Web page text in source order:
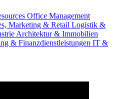
Office Management
Marketing & Retail Logistik &
Architektur & Immobilien
& Finanzdienstleistungen IT &